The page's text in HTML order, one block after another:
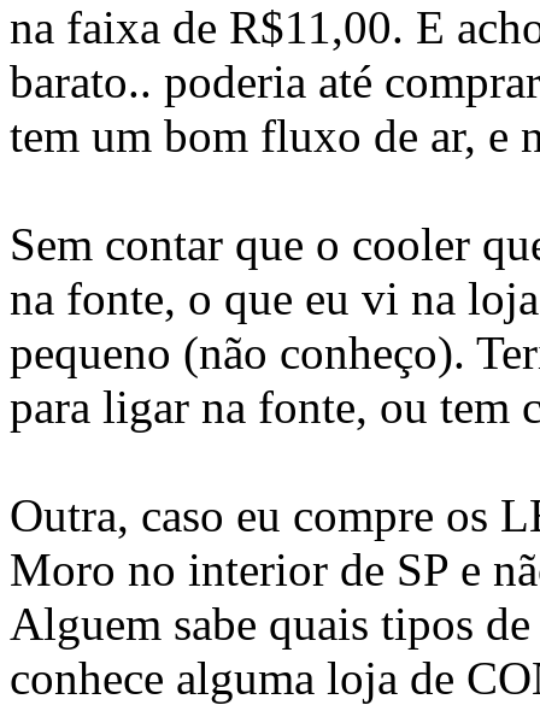
na faixa de R$11,00. E
barato.. poderia até
tem um bom fluxo de ar, e
Sem contar que o cooler
na fonte, o que eu vi na
pequeno (não conheço).
para ligar na fonte, ou tem
Outra, caso eu compre os
Moro no interior de SP e
Alguem sabe quais tipos
conhece alguma loja de